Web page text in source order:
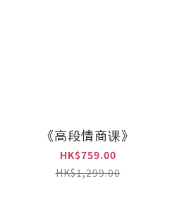
《高段情商课》
HK$759.00
HK$1,299.00